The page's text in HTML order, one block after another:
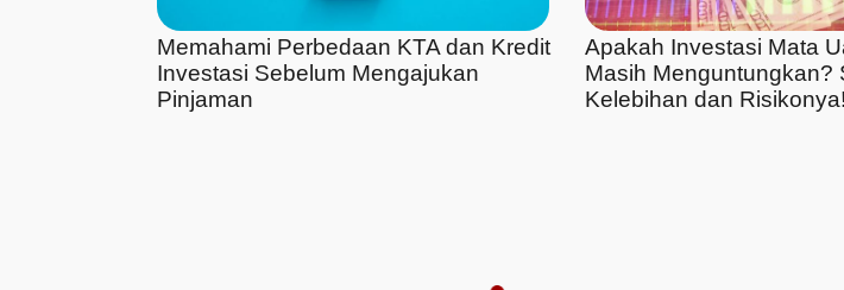
Memahami Perbedaan KTA dan Kredit
Investasi Sebelum Mengajukan
Pinjaman
Apakah Investasi Mata
Masih Menguntungkan?
Kelebihan dan Risikonya!